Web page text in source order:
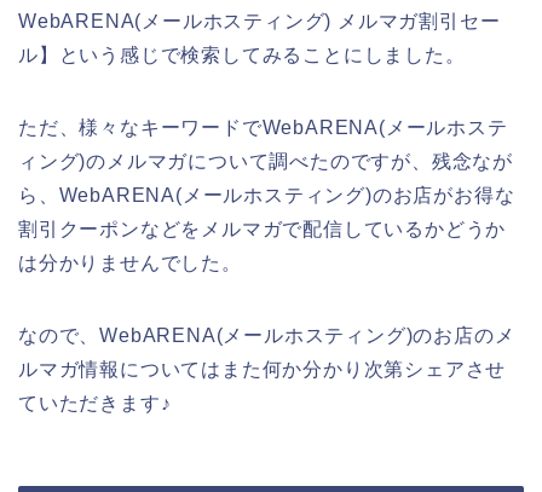
WebARENA(メールホスティング) メルマガ割引セー
ル】という感じで検索してみることにしました。
ただ、様々なキーワードでWebARENA(メールホステ
ィング)のメルマガについて調べたのですが、残念なが
ら、WebARENA(メールホスティング)のお店がお得な
割引クーポンなどをメルマガで配信しているかどうか
は分かりませんでした。
なので、WebARENA(メールホスティング)のお店のメ
ルマガ情報についてはまた何か分かり次第シェアさせ
ていただきます♪